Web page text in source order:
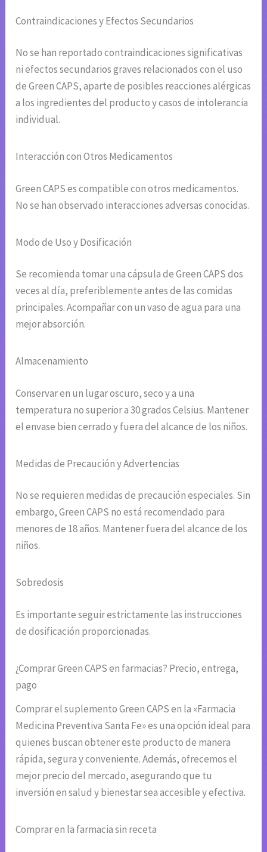
Contraindicaciones y Efectos Secundarios
No se han reportado contraindicaciones significativas
ni efectos secundarios graves relacionados con el uso
de Green CAPS, aparte de posibles reacciones alérgicas
a los ingredientes del producto y casos de intolerancia
individual.
Interacción con Otros Medicamentos
Green CAPS es compatible con otros medicamentos.
No se han observado interacciones adversas conocidas.
Modo de Uso y Dosificación
Se recomienda tomar una cápsula de Green CAPS dos
veces al día, preferiblemente antes de las comidas
principales. Acompañar con un vaso de agua para una
mejor absorción.
Almacenamiento
Conservar en un lugar oscuro, seco y a una
temperatura no superior a 30 grados Celsius. Mantener
el envase bien cerrado y fuera del alcance de los niños.
Medidas de Precaución y Advertencias
No se requieren medidas de precaución especiales. Sin
embargo, Green CAPS no está recomendado para
menores de 18 años. Mantener fuera del alcance de los
niños.
Sobredosis
Es importante seguir estrictamente las instrucciones
de dosificación proporcionadas.
¿Comprar Green CAPS en farmacias? Precio, entrega,
pago
Comprar el suplemento Green CAPS en la «Farmacia
Medicina Preventiva Santa Fe» es una opción ideal para
quienes buscan obtener este producto de manera
rápida, segura y conveniente. Además, ofrecemos el
mejor precio del mercado, asegurando que tu
inversión en salud y bienestar sea accesible y efectiva.
Comprar en la farmacia sin receta